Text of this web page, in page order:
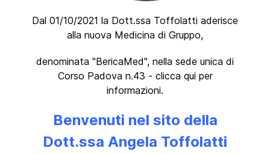
Dal 01/10/2021 la Dott.ssa Toffolatti aderisce
alla nuova Medicina di Gruppo,
denominata "BericaMed", nella sede unica di
Corso Padova n.43 - clicca qui per
informazioni.
Benvenuti nel sito della
Dott.ssa Angela Toffolatti